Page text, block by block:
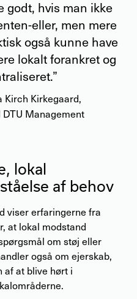
godt, hvis man ikke
eller, men mere
også kunne have
lokalt forankret og
Kirch Kirkegaard,
Management
lokal
af behov
viser erfaringerne fra
at lokal modstand
om støj eller
også om ejerskab,
af at blive hørt i